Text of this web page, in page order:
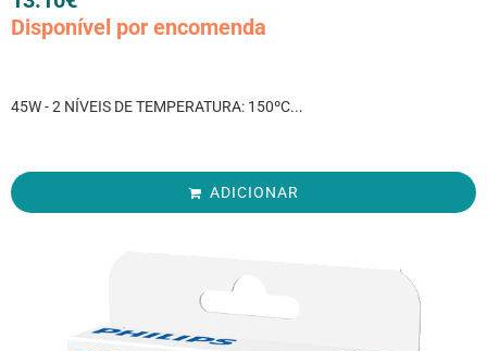
Disponível por encomenda
45W - 2 NÍVEIS DE TEMPERATURA: 150ºC...
ADICIONAR